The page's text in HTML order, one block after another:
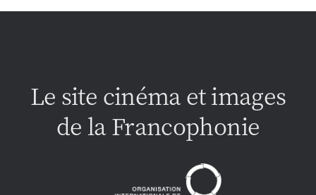
Le site cinéma et images
de la Francophonie